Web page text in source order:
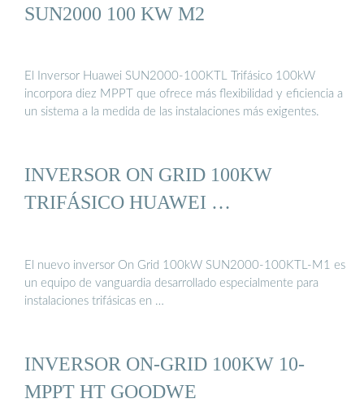
SUN2000 100 KW M2
El Inversor Huawei SUN2000-100KTL Trifásico 100kW
incorpora diez MPPT que ofrece más flexibilidad y eficiencia a
un sistema a la medida de las instalaciones más exigentes.
INVERSOR ON GRID 100KW
TRIFÁSICO HUAWEI …
El nuevo inversor On Grid 100kW SUN2000-100KTL-M1 es
un equipo de vanguardia desarrollado especialmente para
instalaciones trifásicas en …
INVERSOR ON-GRID 100KW 10-
MPPT HT GOODWE